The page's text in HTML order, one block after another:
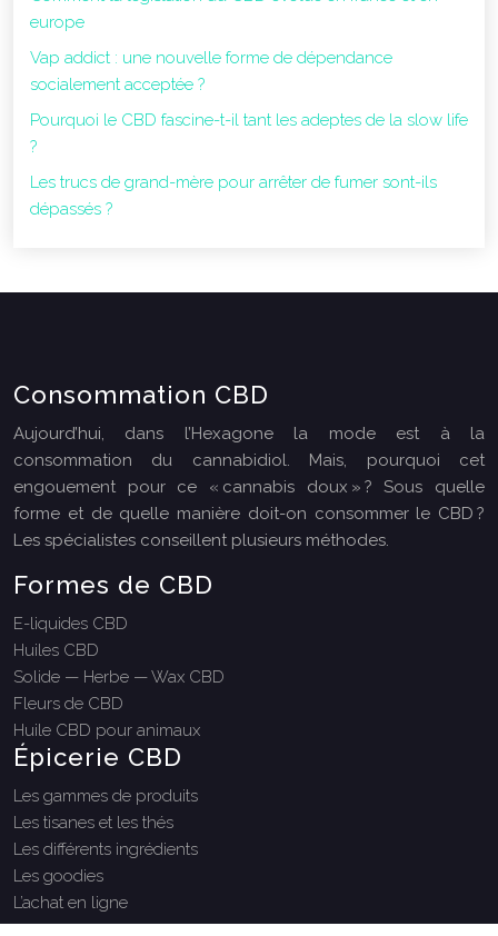
europe
Vap addict : une nouvelle forme de dépendance
socialement acceptée ?
Pourquoi le CBD fascine-t-il tant les adeptes de la slow life
?
Les trucs de grand-mère pour arrêter de fumer sont-ils
dépassés ?
Consommation CBD
Aujourd’hui, dans l’Hexagone la mode est à la
consommation du cannabidiol. Mais, pourquoi cet
engouement pour ce « cannabis doux » ? Sous quelle
forme et de quelle manière doit-on consommer le CBD ?
Les spécialistes conseillent plusieurs méthodes.
Formes de CBD
E-liquides CBD
Huiles CBD
Solide — Herbe — Wax CBD
Fleurs de CBD
Huile CBD pour animaux
Épicerie CBD
Les gammes de produits
Les tisanes et les thés
Les différents ingrédients
Les goodies
L’achat en ligne